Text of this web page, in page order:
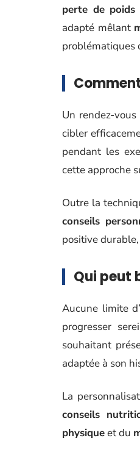
perte de poids
adapté mêlant
problématiques
Un rendez-
cibler
pendant les
cette approche
Outre la
conseils
positive
Qui peut
Aucune limite
progresser
souhaitant
adaptée à son
La
conseils
physiqueet du